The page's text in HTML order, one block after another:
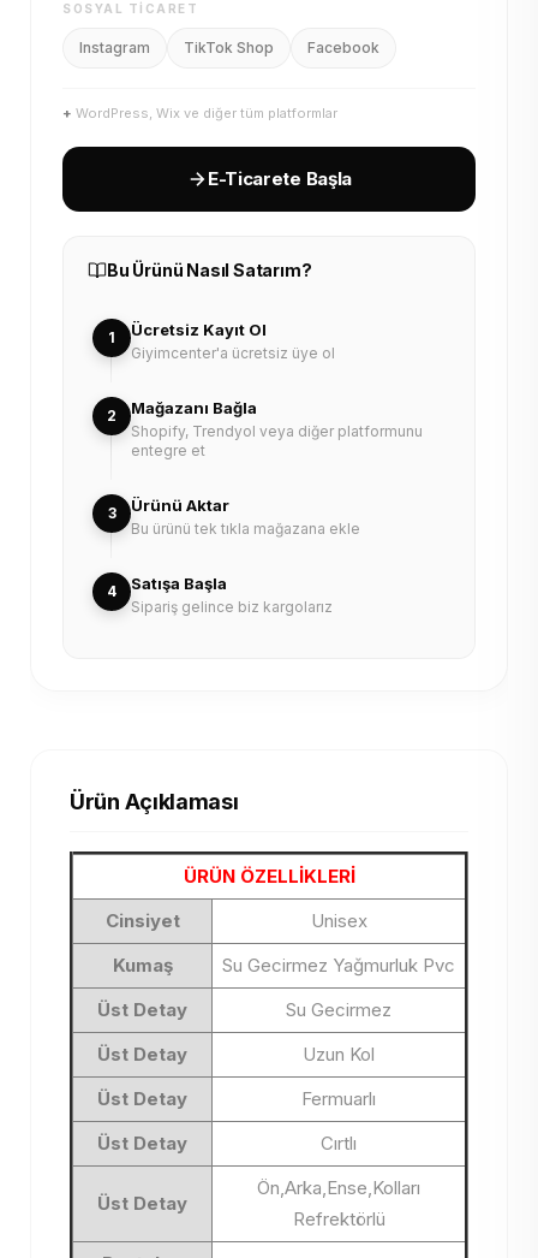
SOSYAL TICARET
Instagram TikTok Shop Facebook
+ WordPress, Wix ve diğer tüm platformlar
E-Ticarete Başla
Bu Ürünü Nasıl Satarım?
1 Ücretsiz Kayıt Ol
Giyimcenter'a ücretsiz üye ol
2 Mağazanı Bağla
Shopify, Trendyol veya diğer platformunu
entegre et
3 Ürünü Aktar
Bu ürünü tek tıkla mağazana ekle
4 Satışa Başla
Sipariş gelince biz kargolarız
Ürün Açıklaması
ÜRÜN ÖZELLİKLERİ
Cinsiyet
Unisex
Kumaş
Su Gecirmez Yağmurluk Pvc
Üst Detay
Su Gecirmez
Üst Detay
Uzun Kol
Üst Detay
Fermuarlı
Üst Detay
Cırtlı
Üst Detay
Ön,Arka,Ense,Kolları
Refrektörlü